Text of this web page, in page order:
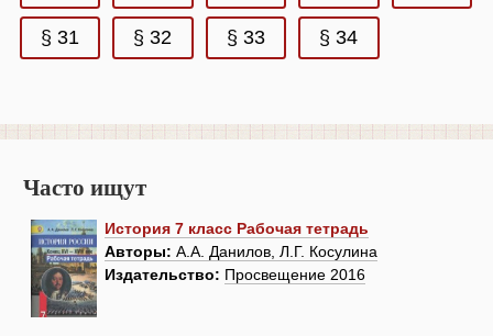
§ 31 § 32 § 33 § 34
Часто ищут
История 7 класс Рабочая тетрадь
Авторы: А.А. Данилов, Л.Г. Косулина
Издательство: Просвещение 2016